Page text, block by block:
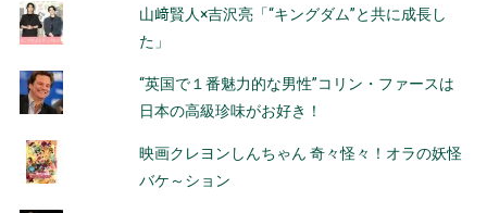
ー
シ
ョ
ン
山﨑賢人×吉沢亮「“キングダム”と共に成長し
た」
“英国で１番魅力的な男性”コリン・ファースは
日本の高級珍味がお好き！
映画クレヨンしんちゃん 奇々怪々！オラの妖怪
バケ～ション